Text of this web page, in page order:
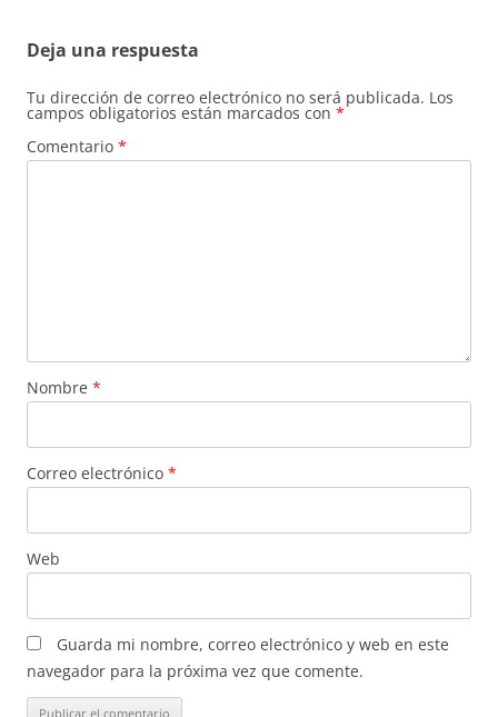
Deja una respuesta
Tu dirección de correo electrónico no será publicada. Los
campos obligatorios están marcados con *
Comentario *
Nombre *
Correo electrónico *
Web
Guarda mi nombre, correo electrónico y web en este
navegador para la próxima vez que comente.